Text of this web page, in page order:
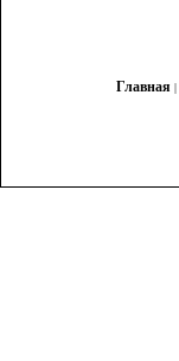
Главная |